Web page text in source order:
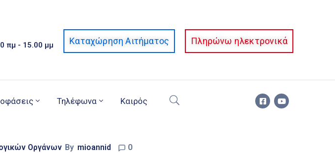
πμ - 15.00 μμ Καταχώρηση Αιτήματος Πληρώνω ηλεκτρονικά
Τηλέφωνα Καιρός
Οργάνων By mioannid 0